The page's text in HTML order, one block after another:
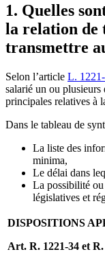
1. Quelles
la relation de
transmettre
Selon l’article L.
salarié un ou
principales relatives à
Dans le tableau de
La liste des
minima,
Le délai dans
La possibilité
législatives et
DISPOSITIONS
Art. R. 1221-34 et